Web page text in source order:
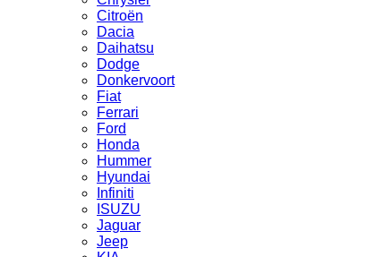
Citroën
Dacia
Daihatsu
Dodge
Donkervoort
Fiat
Ferrari
Ford
Honda
Hummer
Hyundai
Infiniti
ISUZU
Jaguar
Jeep